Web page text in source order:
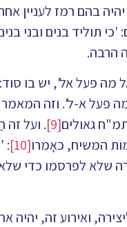
בהם רמז לעניין
תוליד בנים ובני
הרבה.
מה פעל אל', יש בו
פעל א-ל'. וזה
גאולים[9] . ועל זה
המשיח, כאָמרוֹ[10]
:
שלא לפרסמו כדי
כותב, שבפרשתנו נרמז שהנבואה תשוב